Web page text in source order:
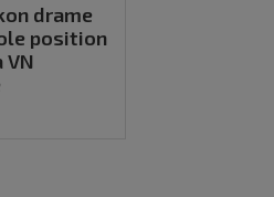
drame
position
VN